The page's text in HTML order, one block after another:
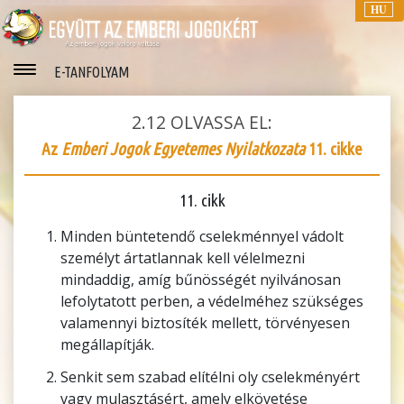
HU
E-TANFOLYAM
2.12 OLVASSA EL:
Az Emberi Jogok Egyetemes Nyilatkozata11. cikke
11. cikk
Minden büntetendő cselekménnyel vádolt
személyt ártatlannak kell vélelmezni
mindaddig, amíg bűnösségét nyilvánosan
lefolytatott perben, a védelméhez szükséges
valamennyi biztosíték mellett, törvényesen
megállapítják.
Senkit sem szabad elítélni oly cselekményért
vagy mulasztásért, amely elkövetése